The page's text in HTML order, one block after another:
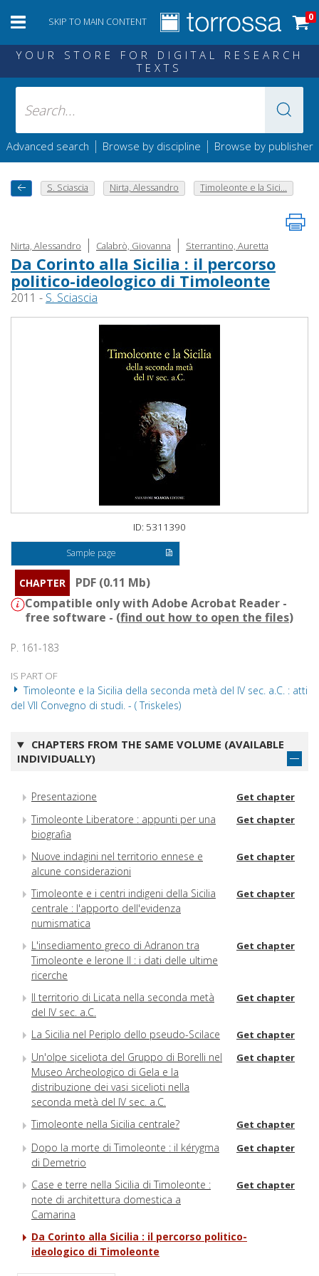
SKIP TO MAIN CONTENT 0
YOUR STORE FOR DIGITAL RESEARCH
TEXTS
Advanced search | Browse by discipline | Browse by publisher
S. Sciascia Nirta, Alessandro Timoleonte e la Sici...
Nirta, Alessandro | Calabrò, Giovanna | Sterrantino, Auretta
Da Corinto alla Sicilia : il percorso
politico-ideologico di Timoleonte
2011 - S. Sciascia
ID: 5311390
Sample page
CHAPTER
PDF (0.11 Mb)
Compatible only with Adobe Acrobat Reader -
free software - (find out how to open the files)
P. 161-183
IS PART OF
Timoleonte e la Sicilia della seconda metà del IV sec. a.C. : atti
del VII Convegno di studi. - ( Triskeles)
CHAPTERS FROM THE SAME VOLUME (AVAILABLE
INDIVIDUALLY)
Presentazione Get chapter
Timoleonte Liberatore : appunti per una
biografia
Get chapter
Nuove indagini nel territorio ennese e
alcune considerazioni
Get chapter
Timoleonte e i centri indigeni della Sicilia
centrale : l'apporto dell'evidenza
numismatica
Get chapter
L'insediamento greco di Adranon tra
Timoleonte e Ierone II : i dati delle ultime
ricerche
Get chapter
Il territorio di Licata nella seconda metà
del IV sec. a.C.
Get chapter
La Sicilia nel Periplo dello pseudo-Scilace Get chapter
Un'olpe siceliota del Gruppo di Borelli nel
Museo Archeologico di Gela e la
distribuzione dei vasi sicelioti nella
seconda metà del IV sec. a.C.
Get chapter
Timoleonte nella Sicilia centrale? Get chapter
Dopo la morte di Timoleonte : il kérygma
di Demetrio
Get chapter
Case e terre nella Sicilia di Timoleonte :
note di architettura domestica a
Camarina
Get chapter
Da Corinto alla Sicilia : il percorso politico-
ideologico di Timoleonte
Una statuetta di Artemide della fine del